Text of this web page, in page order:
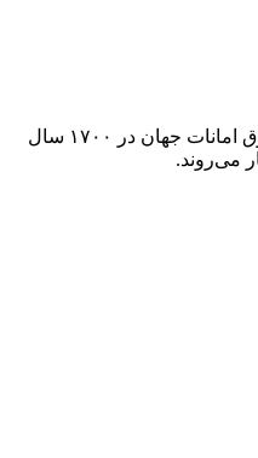
یزد مرکز استان و شهرستان یزد در مرکز ایران است. بین رشته‌های شیرکوه و خرانق و در دشتی گسترده به نام دشت یزد ـ اردکان قرار گرفته‌است. به قسمی که نخستین صندوق امانات جهان در ۱۷۰۰ سال
می‌روند.